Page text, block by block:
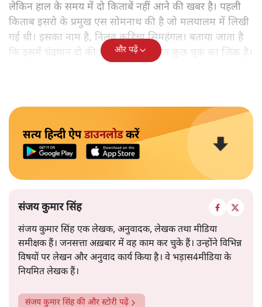
लेकिन हाल के समय में दो किताबें नहीं आने की खबर है। पहली
किताब इसरो के प्रमुख एस सोमनाथ की है जो मलयालम में लिखी
गई थी। इसका नाम है, निलवु कुडिचा सिमहंगल। बताया जाता है
कि इसमें चंद्रयान दो की नाकामी से संबंधित कुछ चूक का जिक्र है।
और पढ़ें
सत्य हिन्दी ऐपडाउनलोडकरें
संजय कुमार सिंह
संजय कुमार सिंह एक लेखक, अनुवादक, लेखक तथा मीडिया
समीक्षक हैं। जनसत्ता अख़बार में वह काम कर चुके हैं। उन्होंने विभिन्न
विषयों पर लेखन और अनुवाद कार्य किया है। वे भड़ास4मीडिया के
नियमित लेखक हैं।
संजय कुमार सिंहकी और स्टोरी पढ़ें